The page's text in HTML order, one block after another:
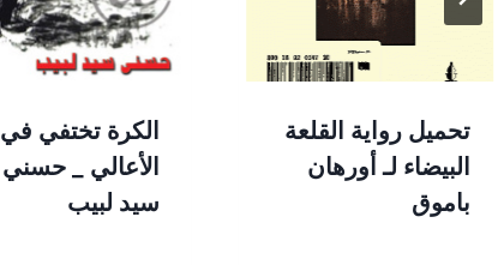
تحميل رواية القلعة
البيضاء لـ أورهان
باموق
الكرة تختفي في
الأعالي _ حسني
سيد لبيب